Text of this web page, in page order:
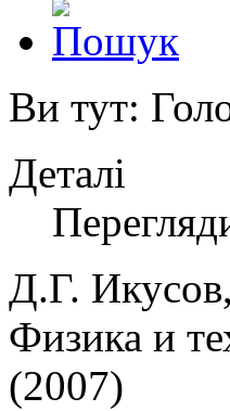
Ви тут:
Деталі
Д.Г.
Физика и
(2007)